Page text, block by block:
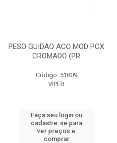
PESO GUIDAO ACO MOD PCX
CROMADO (PR
Código: 51809
VIPER
Faça seu login ou
cadastre-se para
ver preços e
comprar